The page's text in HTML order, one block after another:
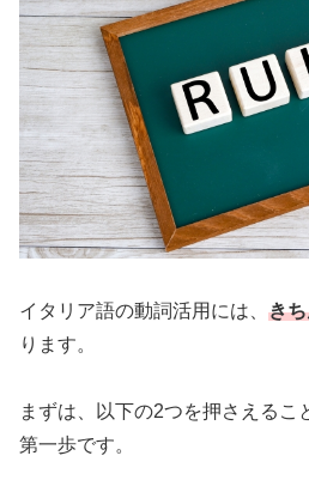
イタリア語の動詞活用には、 き
ります。
まずは、以下の2つを押さえるこ
第一歩です。